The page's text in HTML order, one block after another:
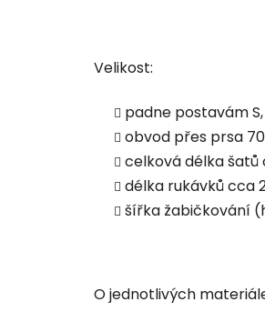
Velikost:
padne postavám
obvod přes prsa
celková délka šatů
délka rukávků cca
šířka žabičkování
O jednotlivých